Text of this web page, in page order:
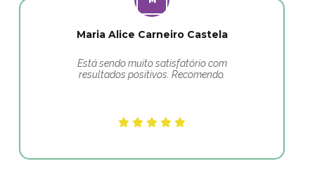
Maria Alice Carneiro Castela
Está sendo muito satisfatório com
resultados positivos. Recomendo.